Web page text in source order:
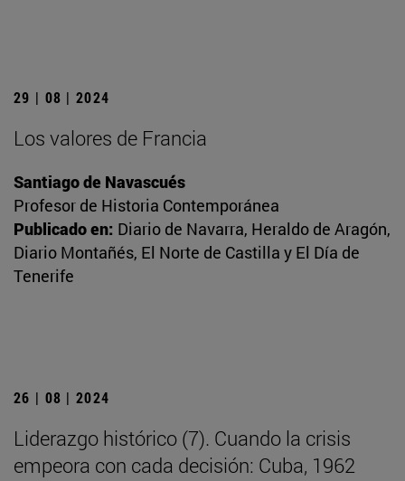
29 | 08 | 2024
Los valores de Francia
Santiago de Navascués
Profesor de Historia Contemporánea
Publicado en: Diario de Navarra, Heraldo de Aragón,
Diario Montañés, El Norte de Castilla y El Día de
Tenerife
26 | 08 | 2024
Liderazgo histórico (7). Cuando la crisis
empeora con cada decisión: Cuba, 1962